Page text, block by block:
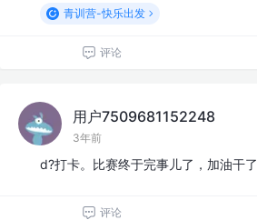
青训营-快乐出发
评论
用户7509681152248
3年前
d?打卡。比赛终于完事儿了，加油干了
评论